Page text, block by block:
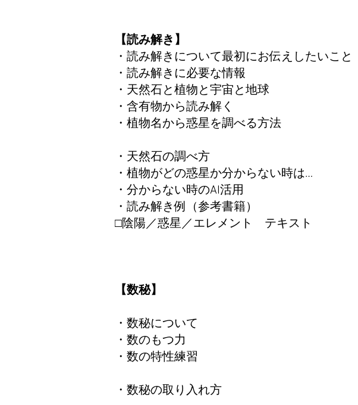
【読み解き】
​​・読み解きについて最初にお伝えしたいこと
・読み解きに必要な情報
​・天然石と植物と宇宙と地球
​・含有物から読み解く
​​・​​植物名から惑星を調べる方法
・天然石の調べ方
​・植物がどの惑星か分からない時は…
​​・分からない時のAI活用
​・読み解き例（参考書籍）
□陰陽／惑星／エレメント テキスト
【数秘】
・数秘について
​​・数のもつ力
​​・数の特性練習
・数秘の取り入れ方 ​​​​​